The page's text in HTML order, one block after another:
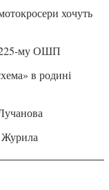
хочуть
225-му ОШП
в родині
Журила